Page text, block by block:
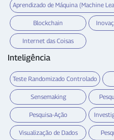
Aprendizado de Máquina (Machine
Blockchain
Internet das Coisas
Inteligência
Teste Randomizado Controlado
Sensemaking
Pesquisa-Ação
Visualização de Dados